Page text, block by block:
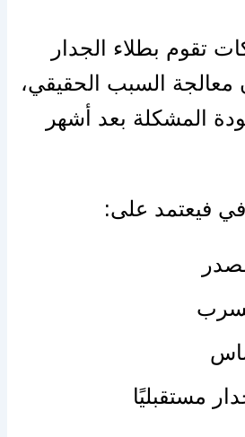
تقوم بطلاء الجدار
معالجة السبب الحقيقي،
المشكلة بعد أشهر
فيعتمد على:
مستقبليًا